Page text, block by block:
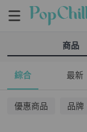
商品
綜合 最新
優惠商品 品牌